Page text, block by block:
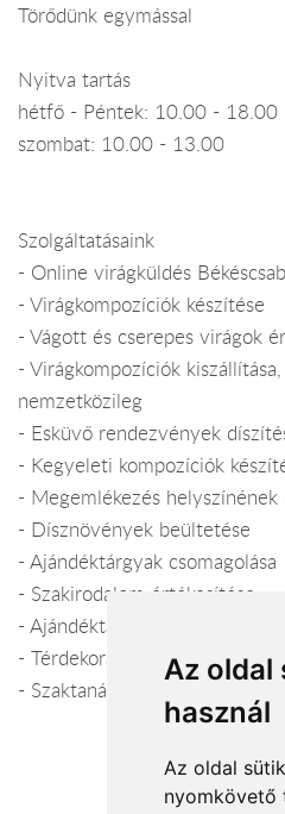
Az oldal
használ
Az oldal
nyomkövető
Törődünk egymással
Nyitva tartás
hétfő - Péntek: 10.00 - 18.00
szombat: 10.00 - 13.00
Szolgáltatásaink
- Online virágküldés
- Virágkompozíciók készítése
- Vágott és cserepes virágok
- Virágkompozíciók
nemzetközileg
- Esküvő rendezvények
- Kegyeleti kompozíciók
- Megemlékezés helyszínének
- Dísznövények beültetése
- Ajándéktárgyak csomagolása
- Szakirodalom értékesítése
- Ajándéktárgyak, kiegészítők
- Térdekoráció
- Szaktanácsadás